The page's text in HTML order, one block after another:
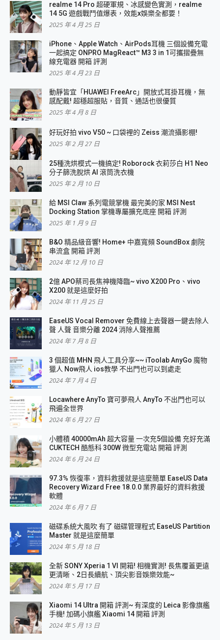
realme 14 Pro 超硬軍規、冰感變色實測，realme
14 5G 遊戲戰鬥值爆表，效能x娛樂全都要！
2025 年 4 月 25 日
iPhone、Apple Watch、AirPods耳機 三個設備充電
一起搞定 ONPRO MagReact™ M3 3 in 1可攜摺疊無
線充電器 開箱 評測
2025 年 4 月 23 日
動靜皆宜「HUAWEI FreeArc」開放式耳掛耳機，無
感配戴! 超穩超服貼，音質、通話也很優質
2025 年 4 月 8 日
好玩好拍 vivo V50 ~ 口袋裡的 Zeiss 潮流攝影棚!
2025 年 2 月 27 日
25種洗烘模式一機搞定! Roborock 衣莉莎白 H1 Neo
分子篩洗脫烘 AI 滾筒洗衣機
2025 年 2 月 10 日
給 MSI Claw 系列電競掌機 最完美的家 MSI Nest
Docking Station 掌機專屬擴充底座 開箱 評測
2025 年 1 月 9 日
B&O 精品級音響! Home+ 中嘉寬頻 SoundBox 劇院
串流盒 開箱 評測
2024 年 12 月 10 日
2億 APO蔡司長焦神機降臨~ vivo X200 Pro、vivo
X200 就是這麼好拍
2024 年 11 月 25 日
EaseUS Vocal Remover 免費線上去聲器一鍵去除人
聲 人聲 音樂分離 2024 消除人聲推薦
2024 年 7 月 8 日
3 個超值 MHN 飛人工具分享~~ iToolab AnyGo 魔物
獵人 Now飛人 ios教學 不出門也可以到處走
2024 年 7 月 4 日
Locawhere AnyTo 寶可夢飛人 AnyTo 不出門也可以
飛遍全世界
2024 年 6 月 27 日
小體積 40000mAh 超大容量 一次充5個設備 充好充滿
CUKTECH 酷態科 300W 微型充電站 開箱 評測
2024 年 6 月 24 日
97.3% 恢復率，資料救援就是這麼簡單 EaseUS Data
Recovery Wizard Free 18.0.0 業界最好的資料救援
軟體
2024 年 6 月 7 日
磁碟系統大風吹 有了 磁碟管理程式 EaseUS Partition
Master 就是這麼簡單
2024 年 5 月 18 日
全新 SONY Xperia 1 VI 開箱! 相機實測! 長焦覆蓋更遠
更清晰、2日長續航、頂尖影音娛樂效能~
2024 年 5 月 17 日
Xiaomi 14 Ultra 開箱 評測~ 有深度的 Leica 影像旗艦
手機! 加碼小旗艦 Xiaomi 14 開箱 評測
2024 年 5 月 13 日